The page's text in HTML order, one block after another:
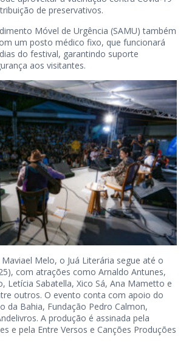
de preservativos.
Móvel de Urgência (SAMU) também
um posto médico fixo, que funcionará
do festival, garantindo suporte
aos visitantes.
Melo, o Juá Literária segue até o
com atrações como Arnaldo Antunes,
Letícia Sabatella, Xico Sá, Ana Mametto e
outros. O evento conta com apoio do
da Bahia, Fundação Pedro Calmon,
A produção é assinada pela
e pela Entre Versos e Canções Produções